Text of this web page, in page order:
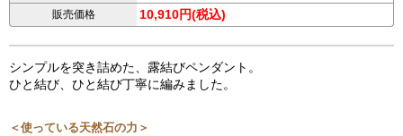
販売価格 10,910円(税込)
シンプルを突き詰めた、露結びペンダント。
ひと結び、ひと結び丁寧に編みました。
＜使っている天然石の力＞